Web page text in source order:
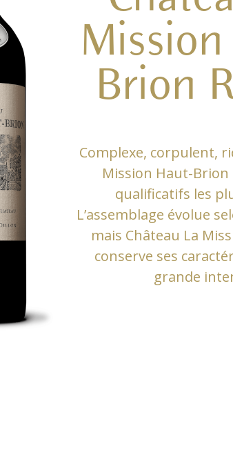
Brion
Complexe, corpulent,
Mission Haut-Brion
qualificatifs les
L’assemblage évolue
mais Château La
conserve ses
grande